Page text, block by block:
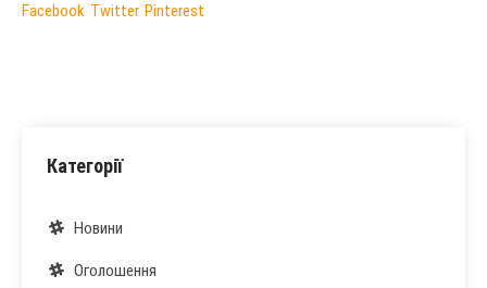
Facebook Twitter Pinterest
Категорії
Новини
Оголошення